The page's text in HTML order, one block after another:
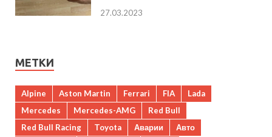
27.03.2023
МЕТКИ
Alpine Aston Martin Ferrari FIA
Lada
Mercedes
Mercedes-AMG
Red Bull
Red Bull Racing
Toyota Аварии
Авто